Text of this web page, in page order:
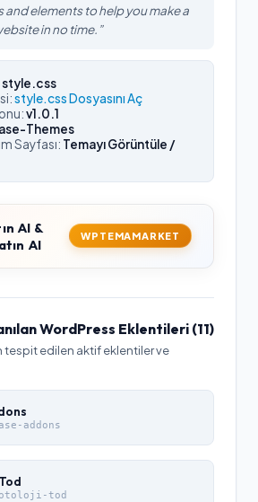
and elements to help you make a
in no time. ”
style.css
style.css Dosyasını Aç
v1.0.1
Themes
Sayfası: Temayı Görüntüle /
Al &
Al
WPTEMAMARKET
WordPress Eklentileri (11)
tespit edilen aktif eklentiler ve
addons
tod